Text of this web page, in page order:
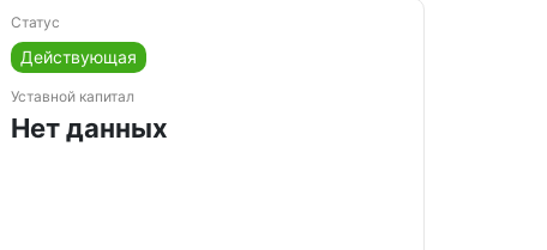
Статус
Действующая
Уставной капитал
Нет данных